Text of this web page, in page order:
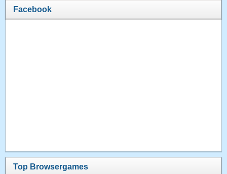
Facebook
Top Browsergames